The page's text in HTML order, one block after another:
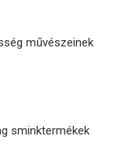
művészeinek
sminktermékek